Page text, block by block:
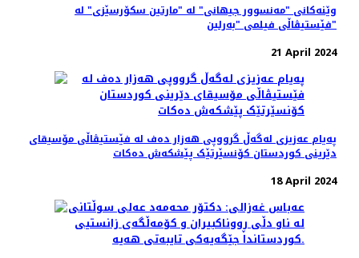
وێنەکانی "مەنسوور جیهانی" له‌ "مارتین سکۆرسێزی" لە
فێستیڤاڵی فیلمی "بەرلین"
21 April 2024
پەیام عەزیزی لەگەڵ گرووپی هەزار دەف لە فێستیڤاڵی مۆسیقای
دێرینی کوردستان کۆنسێرتێک پێشکەش دەکات
18 April 2024